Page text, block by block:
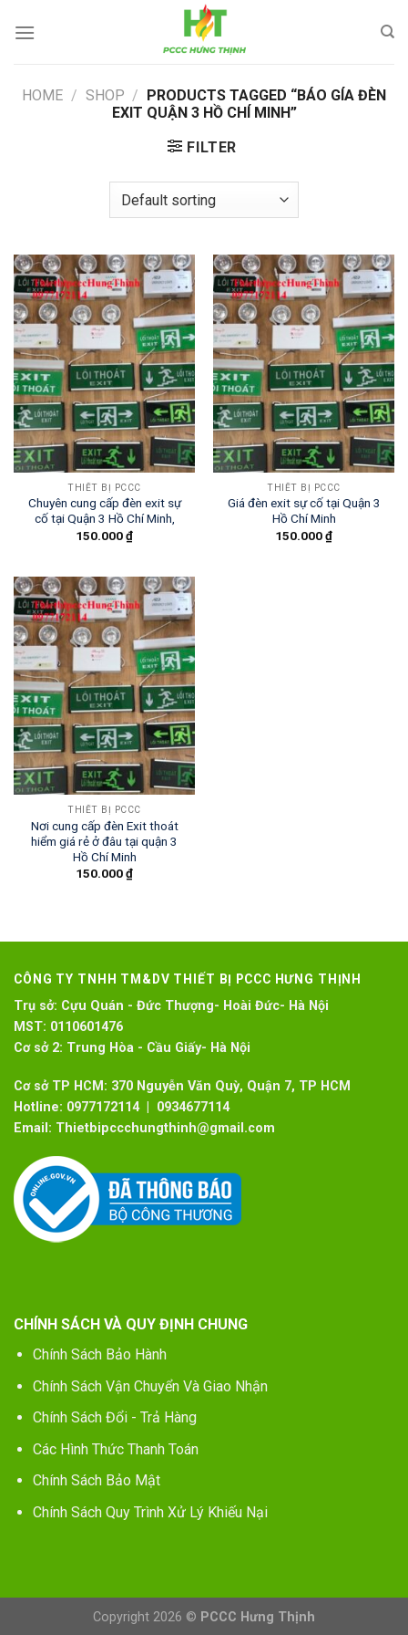
HOME / SHOP / PRODUCTS TAGGED “BÁO GÍA ĐÈN
EXIT QUẬN 3 HỒ CHÍ MINH”
FILTER
THIẾT BỊ PCCC
Chuyên cung cấp đèn exit sự
cố tại Quận 3 Hồ Chí Minh,
150.000₫
THIẾT BỊ PCCC
Giá đèn exit sự cố tại Quận 3
Hồ Chí Minh
150.000₫
THIẾT BỊ PCCC
Nơi cung cấp đèn Exit thoát
hiểm giá rẻ ở đâu tại quận 3
Hồ Chí Minh
150.000₫
CÔNG TY TNHH TM&DV THIẾT BỊ PCCC HƯNG THỊNH
Trụ sở: Cựu Quán - Đức Thượng- Hoài Đức- Hà Nội
MST: 0110601476
Cơ sở 2: Trung Hòa - Cầu Giấy- Hà Nội
Cơ sở TP HCM: 370 Nguyễn Văn Quỳ, Quận 7, TP HCM
Hotline: 0977172114 | 0934677114
Email: Thietbipccchungthinh@gmail.com
CHÍNH SÁCH VÀ QUY ĐỊNH CHUNG
Chính Sách Bảo Hành
Chính Sách Vận Chuyển Và Giao Nhận
Chính Sách Đổi - Trả Hàng
Các Hình Thức Thanh Toán
Chính Sách Bảo Mật
Chính Sách Quy Trình Xử Lý Khiếu Nại
Copyright 2026 © PCCC Hưng Thịnh